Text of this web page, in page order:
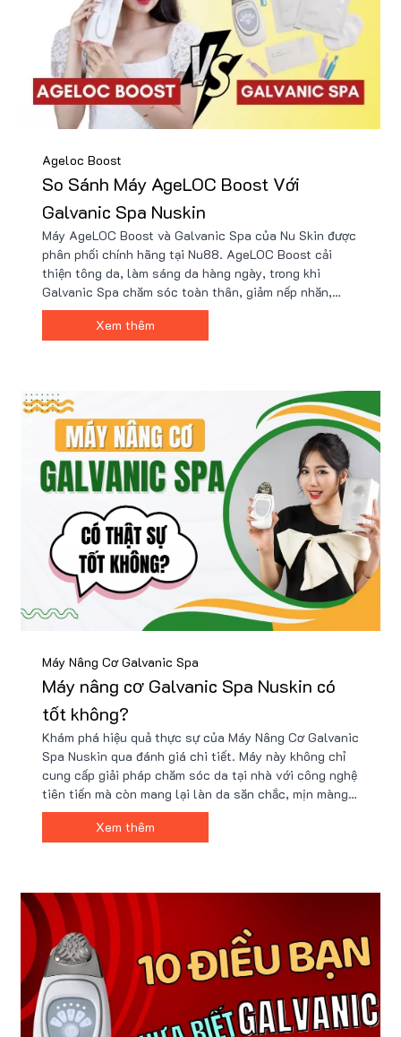
Ageloc Boost
So Sánh Máy AgeLOC Boost Với
Galvanic Spa Nuskin
Máy AgeLOC Boost và Galvanic Spa của Nu Skin được
phân phối chính hãng tại Nu88. AgeLOC Boost cải
thiện tông da, làm sáng da hàng ngày, trong khi
Galvanic Spa chăm sóc toàn thân, giảm nếp nhăn,
nâng cơ. Đọc bài viết để tìm sản phẩm thích hợp theo
nhu cầu chăm sóc da của bạn. Tìm hiểu chi tiết tại
Xem thêm
Máy Nâng Cơ Galvanic Spa
Máy nâng cơ Galvanic Spa Nuskin có
tốt không?
Khám phá hiệu quả thực sự của Máy Nâng Cơ Galvanic
Spa Nuskin qua đánh giá chi tiết. Máy này không chỉ
cung cấp giải pháp chăm sóc da tại nhà với công nghệ
tiên tiến mà còn mang lại làn da săn chắc, mịn màng.
Tìm hiểu lý do vì sao Galvanic Spa Nuskin được ưa
chuộng và nơi mua sản phẩm chính hãng với giá tốt
Xem thêm